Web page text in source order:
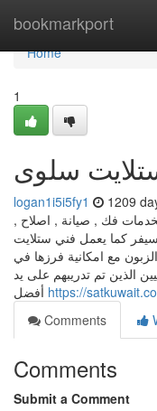
bookmarkport
Home
Home
1
سلوى
logan1i5i5fy1 1209
فك , صيانة , اصلاح ,
كما يعمل فني ستلايت
مع امكانية فرزها في
الذين تم تدريبهم على يد
https://
Comments
Comments
Submit a Comment